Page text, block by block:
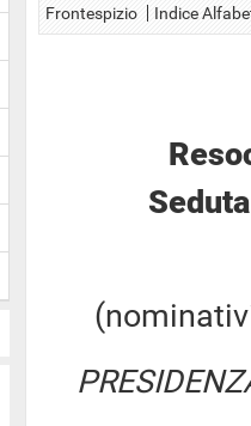
Frontespizio Indice